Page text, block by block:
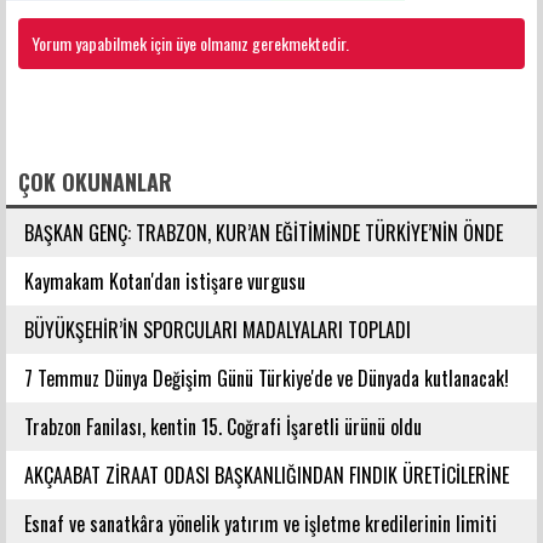
Yorum yapabilmek için üye olmanız gerekmektedir.
ÇOK OKUNANLAR
BAŞKAN GENÇ: TRABZON, KUR’AN EĞİTİMİNDE TÜRKİYE’NİN ÖNDE
GELEN ŞEHİRLERİNDENDİR
Kaymakam Kotan'dan istişare vurgusu
BÜYÜKŞEHİR’İN SPORCULARI MADALYALARI TOPLADI
7 Temmuz Dünya Değişim Günü Türkiye'de ve Dünyada kutlanacak!
Trabzon Fanilası, kentin 15. Coğrafi İşaretli ürünü oldu
AKÇAABAT ZİRAAT ODASI BAŞKANLIĞINDAN FINDIK ÜRETİCİLERİNE
AĞUSTOS AYI İÇİN UYARI!
Esnaf ve sanatkâra yönelik yatırım ve işletme kredilerinin limiti